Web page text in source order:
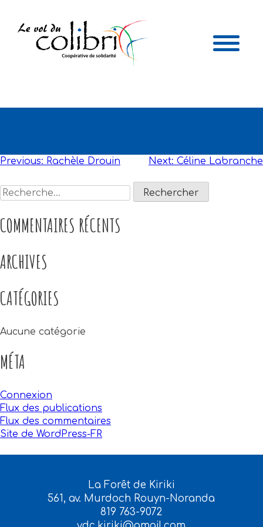
NAVIGATION
DE
L'ARTICLE
Previous: Rachèle Drouin Next: Céline Labranche
Rechercher :
COMMENTAIRES RÉCENTS
ARCHIVES
CATÉGORIES
Aucune catégorie
MÉTA
Connexion
Flux des publications
Flux des commentaires
Site de WordPress-FR
La Forêt de Kiriki
561, av. Murdoch Rouyn-Noranda
819 763-9072